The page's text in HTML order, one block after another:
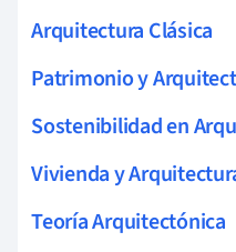
Arquitectura Clásica
Patrimonio y
Sostenibilidad en
Vivienda y
Teoría Arquitectónica